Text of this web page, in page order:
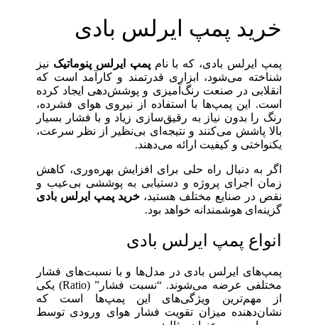
خرید پمپ ایرلس بادی
پمپ ایرلس بادی، که با نامپمپ ایرلس پنوماتیک نیز
شناخته می‌شود، ابزاری قدرتمند و کارآمد است که
انقلابی در صنعت رنگ‌آمیزی و پوشش‌دهی ایجاد کرده
است. این پمپ‌ها با استفاده از نیروی هوای فشرده،
رنگ را بدون نیاز به رقیق‌سازی زیاد و با فشار بسیار
بالا پاشش می‌کنند و نتیجه‌ای بی‌نظیر از نظر سرعت،
یکنواختی و کیفیت ارائه می‌دهند.
اگر به دنبال راه حلی برای افزایش بهره‌وری، کاهش
زمان اجرای پروژه و دستیابی به پوششی بی‌عیب و
نقص در صنایع مختلف هستید، خرید پمپ ایرلس بادی
گزینه‌ای هوشمندانه خواهد بود.
انواع پمپ ایرلس بادی
پمپ‌های ایرلس بادی در مدل‌ها و با نسبت‌های فشار
مختلفی عرضه می‌شوند. “نسبت فشار” (Ratio) یکی
از مهم‌ترین ویژگی‌های این پمپ‌ها است که
نشان‌دهنده میزان تقویت فشار هوای ورودی توسط